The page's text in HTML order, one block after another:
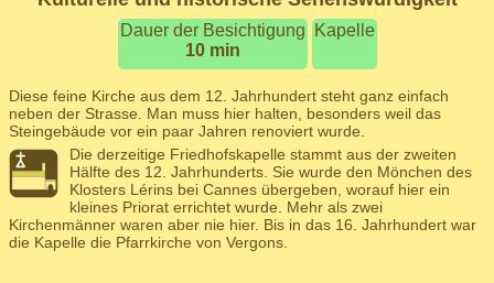
Dauer der Besichtigung
10 min
Kapelle
Diese feine Kirche aus dem 12. Jahrhundert steht ganz einfach
neben der Strasse. Man muss hier halten, besonders weil das
Steingebäude vor ein paar Jahren renoviert wurde.
Die derzeitige Friedhofskapelle stammt aus der zweiten
Hälfte des 12. Jahrhunderts. Sie wurde den Mönchen des
Klosters Lérins bei Cannes übergeben, worauf hier ein
kleines Priorat errichtet wurde. Mehr als zwei
Kirchenmänner waren aber nie hier. Bis in das 16. Jahrhundert war
die Kapelle die Pfarrkirche von Vergons.